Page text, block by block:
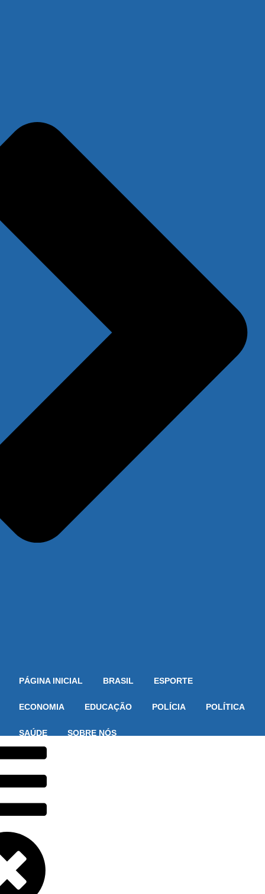
PÁGINA INICIAL BRASIL ESPORTE
ECONOMIA EDUCAÇÃO POLÍCIA POLÍTICA
SAÚDE SOBRE NÓS